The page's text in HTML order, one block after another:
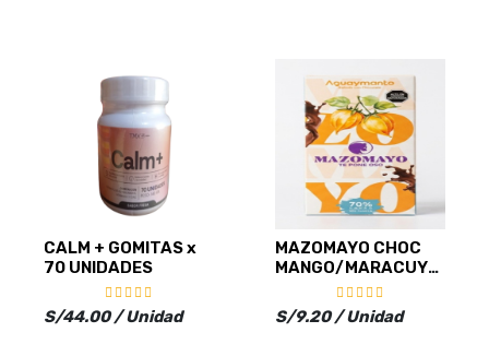
CALM + GOMITAS x
70 UNIDADES
S/44.00 / Unidad
MAZOMAYO CHOC
MANGO/MARACUYA
70% x 40g
S/9.20 / Unidad